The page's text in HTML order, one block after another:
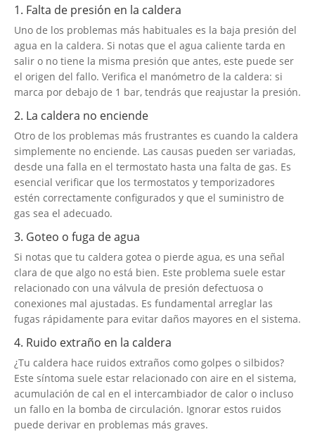
1. Falta de presión en la caldera
Uno de los problemas más habituales es la baja presión del
agua en la caldera. Si notas que el agua caliente tarda en
salir o no tiene la misma presión que antes, este puede ser
el origen del fallo. Verifica el manómetro de la caldera: si
marca por debajo de 1 bar, tendrás que reajustar la presión.
2. La caldera no enciende
Otro de los problemas más frustrantes es cuando la caldera
simplemente no enciende. Las causas pueden ser variadas,
desde una falla en el termostato hasta una falta de gas. Es
esencial verificar que los termostatos y temporizadores
estén correctamente configurados y que el suministro de
gas sea el adecuado.
3. Goteo o fuga de agua
Si notas que tu caldera gotea o pierde agua, es una señal
clara de que algo no está bien. Este problema suele estar
relacionado con una válvula de presión defectuosa o
conexiones mal ajustadas. Es fundamental arreglar las
fugas rápidamente para evitar daños mayores en el sistema.
4. Ruido extraño en la caldera
¿Tu caldera hace ruidos extraños como golpes o silbidos?
Este síntoma suele estar relacionado con aire en el sistema,
acumulación de cal en el intercambiador de calor o incluso
un fallo en la bomba de circulación. Ignorar estos ruidos
puede derivar en problemas más graves.